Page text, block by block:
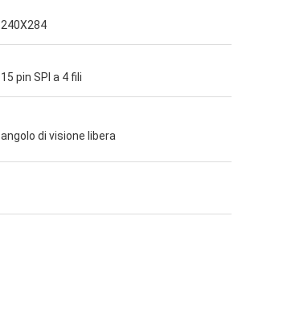
240X284
15 pin SPI a 4 fili
angolo di visione libera